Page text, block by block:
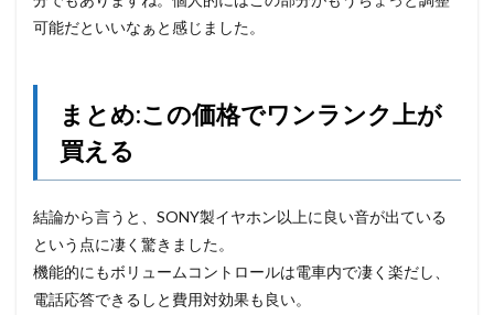
可能だといいなぁと感じました。
まとめ:この価格でワンランク上が
買える
結論から言うと、SONY製イヤホン以上に良い音が出ている
という点に凄く驚きました。
機能的にもボリュームコントロールは電車内で凄く楽だし、
電話応答できるしと費用対効果も良い。